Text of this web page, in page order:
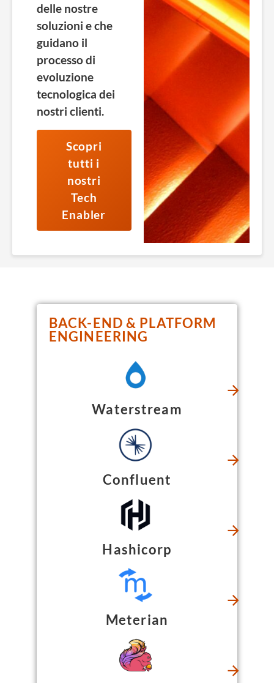
delle nostre
soluzioni e che
guidano il
processo di
evoluzione
tecnologica dei
nostri clienti.
Scopri
tutti i
nostri
Tech
Enabler
BACK-END & PLATFORM
ENGINEERING
Waterstream
Confluent
Hashicorp
Meterian